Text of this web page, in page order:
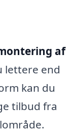
af
lettere end
kan du
tilbud fra